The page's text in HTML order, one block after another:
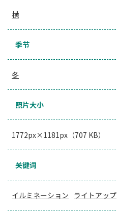
横
季节
冬
照片大小
1772px×1181px（707 KB）
关键词
イルミネーション ライトアップ